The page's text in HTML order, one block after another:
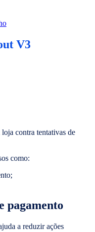
V3
contra tentativas de
como:
pagamento
a reduzir ações